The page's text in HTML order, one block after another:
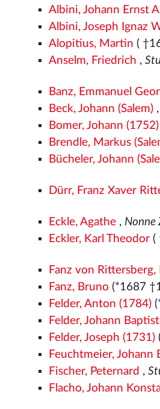
Albini, Johann Ernst
Albini, Joseph Ignaz
Alopitius, Martin (
Anselm, Friedrich ,
Banz, Emmanuel
Beck, Johann (Salem)
Bomer, Johann (1752)
Brendle, Markus
Bücheler, Johann
Dürr, Franz Xaver
Eckle, Agathe , Nonne
Eckler, Karl Theodor (
Fanz von
Fanz, Bruno (*1687
Felder, Anton (1784)
Felder, Johann
Felder, Joseph (1731)
Feuchtmeier, Johann
Fischer, Peternard ,
Flacho, Johann